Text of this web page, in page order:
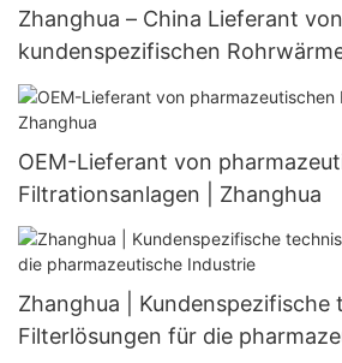
Zhanghua – China Lieferant von
kundenspezifischen
Kälteanlagen
OEM-Lieferant von
Filtrationsanlagen | Zhanghua
Zhanghua | Kundenspezifische
Filterlösungen für die